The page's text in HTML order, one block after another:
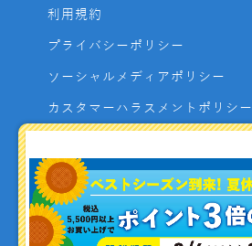
利用規約
プライバシーポリシー
ソーシャルメディアポリシー
カスタマーハラスメントポリシー
よくあるご質問
お問い合わせ
利用者資金の保全方法